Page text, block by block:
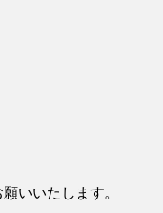
願いいたします。